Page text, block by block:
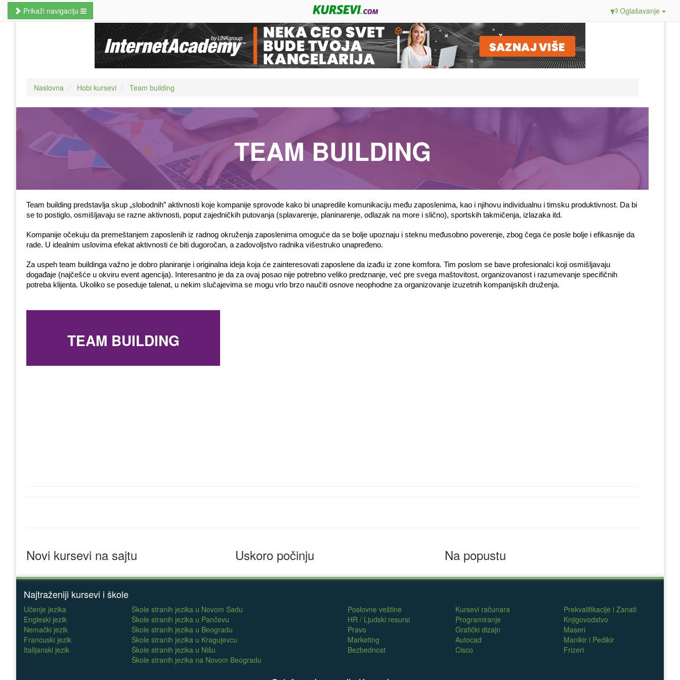
Prikaži navigaciju
Oglašavanje
Kursevi računara
Prekvalifikacije i zanati
Hobi kursevi
Naslovna Hobi kursevi Team building
TEAM BUILDING
Team building predstavlja skup „slobodnih” aktivnosti koje kompanije sprovode kako bi unapredile komunikaciju među zaposlenima, kao i njihovu individualnu i timsku produktivnost. Da bi
se to postiglo, osmišljavaju se razne aktivnosti, poput zajedničkih putovanja (splavarenje, planinarenje, odlazak na more i slično), sportskih takmičenja, izlazaka itd.
Kompanije očekuju da premeštanjem zaposlenih iz radnog okruženja zaposlenima omoguće da se bolje upoznaju i steknu međusobno poverenje, zbog čega će posle bolje i efikasnije da
rade. U idealnim uslovima efekat aktivnosti će biti dugoročan, a zadovoljstvo radnika višestruko unapređeno.
Za uspeh team buildinga važno je dobro planiranje i originalna ideja koja će zainteresovati zaposlene da izađu iz zone komfora. Tim poslom se bave profesionalci koji osmišljavaju
događaje (najčešće u okviru event agencija). Interesantno je da za ovaj posao nije potrebno veliko predznanje, već pre svega maštovitost, organizovanost i razumevanje specifičnih
potreba klijenta. Ukoliko se poseduje talenat, u nekim slučajevima se mogu vrlo brzo naučiti osnove neophodne za organizovanje izuzetnih kompanijskih druženja.
TEAM BUILDING
Novi kursevi na sajtu Uskoro počinju Na popustu
Najtraženiji kursevi i škole
Učenje jezika
Engleski jezik
Nemački jezik
Francuski jezik
Italijanski jezik
Škole stranih jezika u Novom Sadu
Škole stranih jezika u Pančevu
Škole stranih jezika u Beogradu
Škole stranih jezika u Kragujevcu
Škole stranih jezika u Nišu
Škole stranih jezika na Novom Beogradu
Poslovne veštine
HR / Ljudski resursi
Pravo
Marketing
Bezbednost
Kursevi računara
Programiranje
Grafički dizajn
Autocad
Cisco
Prekvalifikacije i Zanati
Knjigovodstvo
Maseri
Manikir i Pedikir
Frizeri